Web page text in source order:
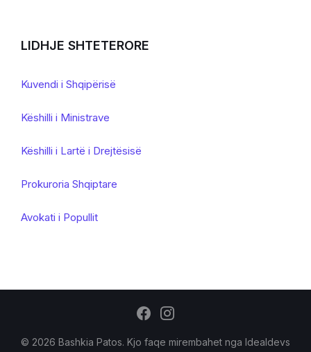
LIDHJE SHTETERORE
Kuvendi i Shqipërisë
Këshilli i Ministrave
Këshilli i Lartë i Drejtësisë
Prokuroria Shqiptare
Avokati i Popullit
© 2026 Bashkia Patos. Kjo faqe mirembahet nga Idealdevs